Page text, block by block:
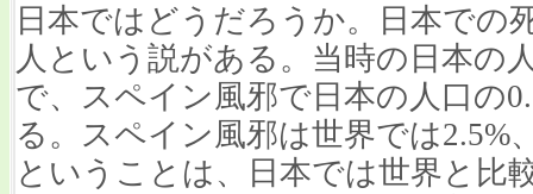
日本ではどうだろうか。日本での
人という説がある。当時の日本の
で、スペイン風邪で日本の人口の
る。スペイン風邪は世界では2.5%
ということは、日本では世界と比